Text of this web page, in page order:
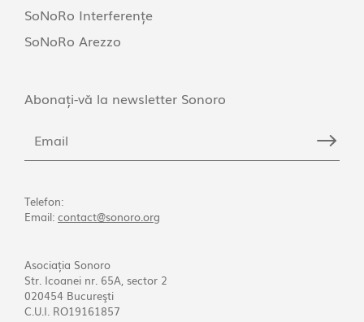
SoNoRo Interferențe
SoNoRo Arezzo
Abonați-vă la newsletter Sonoro
Telefon:
Email: contact@sonoro.org
Asociația Sonoro
Str. Icoanei nr. 65A, sector 2
020454 Bucureşti
C.U.I. RO19161857